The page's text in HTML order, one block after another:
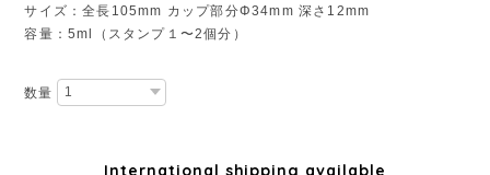
サイズ：全長105mm カップ部分Φ34mm 深さ12mm
容量：5ml（スタンプ１〜2個分）
数量
International shipping available